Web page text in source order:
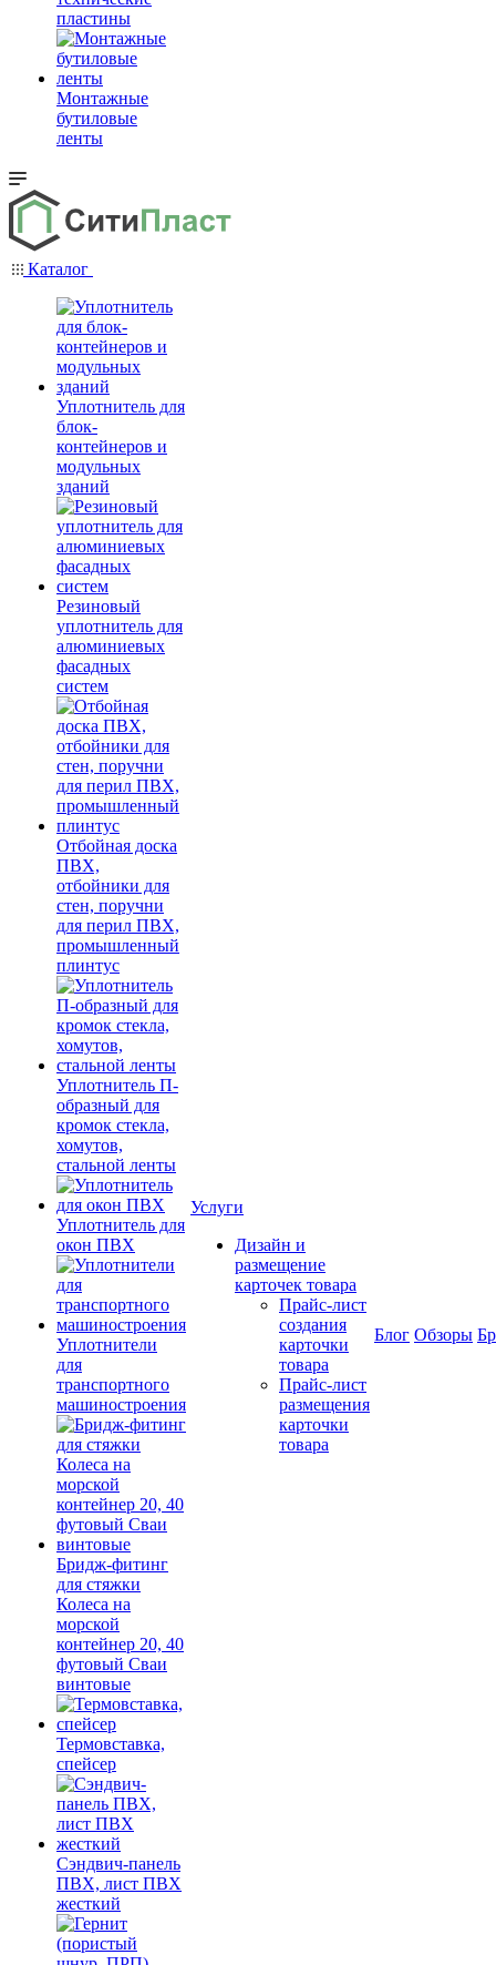
пластины
Монтажные
бутиловые
ленты
Каталог
Уплотнитель для
блок-
контейнеров и
модульных
зданий
Резиновый
уплотнитель для
алюминиевых
фасадных
систем
Отбойная доска
ПВХ,
отбойники для
стен, поручни
для перил ПВХ,
промышленный
плинтус
Уплотнитель П-
образный для
кромок стекла,
хомутов,
стальной ленты
Уплотнитель для
окон ПВХ
Уплотнители
для
транспортного
машиностроения
Бридж-фитинг
для стяжки
Колеса на
морской
контейнер 20, 40
футовый Сваи
винтовые
Термовставка,
спейсер
Сэндвич-панель
ПВХ, лист ПВХ
жесткий
Услуги
Дизайн и
размещение
карточек товара
Прайс-лист
создания
карточки
товара
Прайс-лист
размещения
карточки
товара
Блог Обзоры